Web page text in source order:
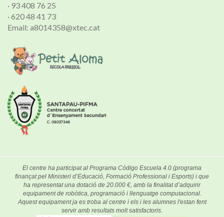
· 93 408 76 25
· 620 48 41 73
Email: a8014358@xtec.cat
El centre ha participat al Programa Código Escuela 4.0 (programa
finançat pel Ministeri d’Educació, Formació Professional i Esports) i que
ha representat una dotació de 20.000 €, amb la finalitat d’adquirir
equipament de robòtica, programació i llenguatge computacional.
Aquest equipament ja es troba al centre i els i les alumnes l'estan fent
servir amb resultats molt satisfactoris.